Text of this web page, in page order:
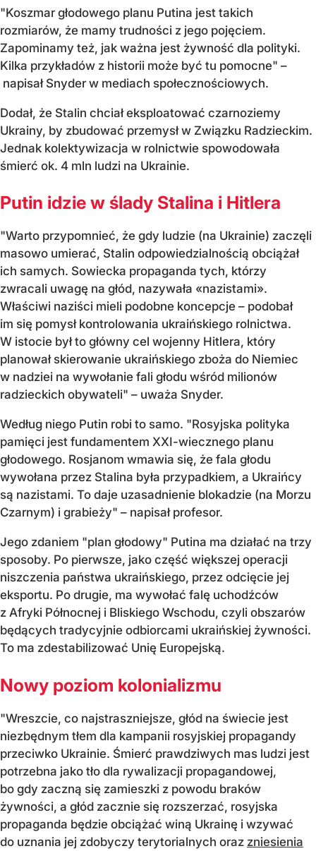
"Koszmar głodowego planu Putina jest takich
rozmiarów, że mamy trudności z jego pojęciem.
Zapominamy też, jak ważna jest żywność dla polityki.
Kilka przykładów z historii może być tu pomocne" –
napisał Snyder w mediach społecznościowych.
Dodał, że Stalin chciał eksploatować czarnoziemy
Ukrainy, by zbudować przemysł w Związku Radzieckim.
Jednak kolektywizacja w rolnictwie spowodowała
śmierć ok. 4 mln ludzi na Ukrainie.
Putin idzie w ślady Stalina i Hitlera
"Warto przypomnieć, że gdy ludzie (na Ukrainie) zaczęli
masowo umierać, Stalin odpowiedzialnością obciążał
ich samych. Sowiecka propaganda tych, którzy
zwracali uwagę na głód, nazywała «nazistami».
Właściwi naziści mieli podobne koncepcje – podobał
im się pomysł kontrolowania ukraińskiego rolnictwa.
W istocie był to główny cel wojenny Hitlera, który
planował skierowanie ukraińskiego zboża do Niemiec
w nadziei na wywołanie fali głodu wśród milionów
radzieckich obywateli" – uważa Snyder.
Według niego Putin robi to samo. "Rosyjska polityka
pamięci jest fundamentem XXI-wiecznego planu
głodowego. Rosjanom wmawia się, że fala głodu
wywołana przez Stalina była przypadkiem, a Ukraińcy
są nazistami. To daje uzasadnienie blokadzie (na Morzu
Czarnym) i grabieży" – napisał profesor.
Jego zdaniem "plan głodowy" Putina ma działać na trzy
sposoby. Po pierwsze, jako część większej operacji
niszczenia państwa ukraińskiego, przez odcięcie jej
eksportu. Po drugie, ma wywołać falę uchodźców
z Afryki Północnej i Bliskiego Wschodu, czyli obszarów
będących tradycyjnie odbiorcami ukraińskiej żywności.
To ma zdestabilizować Unię Europejską.
Nowy poziom kolonializmu
"Wreszcie, co najstraszniejsze, głód na świecie jest
niezbędnym tłem dla kampanii rosyjskiej propagandy
przeciwko Ukrainie. Śmierć prawdziwych mas ludzi jest
potrzebna jako tło dla rywalizacji propagandowej,
bo gdy zaczną się zamieszki z powodu braków
żywności, a głód zacznie się rozszerzać, rosyjska
propaganda będzie obciążać winą Ukrainę i wzywać
do uznania jej zdobyczy terytorialnych oraz zniesienia